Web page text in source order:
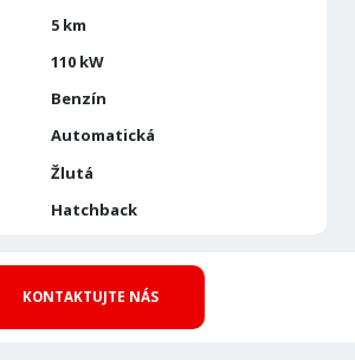
5 km
110 kW
Benzín
Automatická
Žlutá
Hatchback
KONTAKTUJTE NÁS